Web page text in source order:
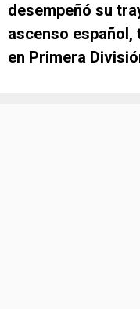
desempeñó su
ascenso español,
en Primera